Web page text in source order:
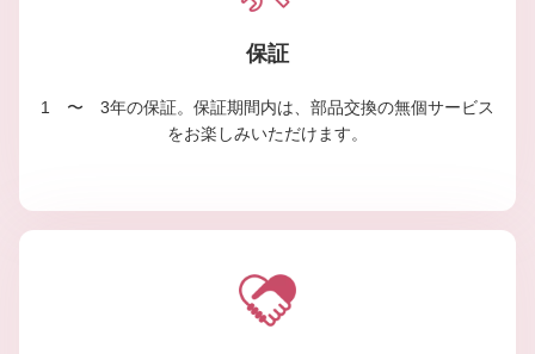
保証
1 〜 3年の保証。保証期間内は、部品交換の無個サービス
をお楽しみいただけます。